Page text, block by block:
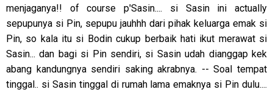
menjaganya!! of course p'Sasin.... si Sasin ini actually
sepupunya si Pin, sepupu jauhhh dari pihak keluarga emak si
Pin, so kala itu si Bodin cukup berbaik hati ikut merawat si
Sasin... dan bagi si Pin sendiri, si Sasin udah dianggap kek
abang kandungnya sendiri saking akrabnya. -- Soal tempat
tinggal.. si Sasin tinggal di rumah lama emaknya si Pin dulu....